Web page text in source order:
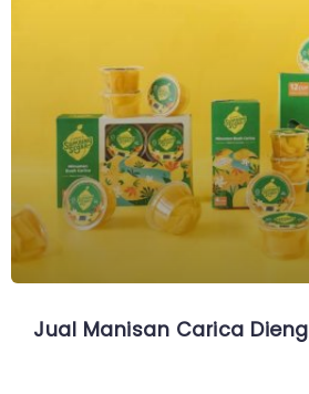
Jual Manisan Carica Dieng